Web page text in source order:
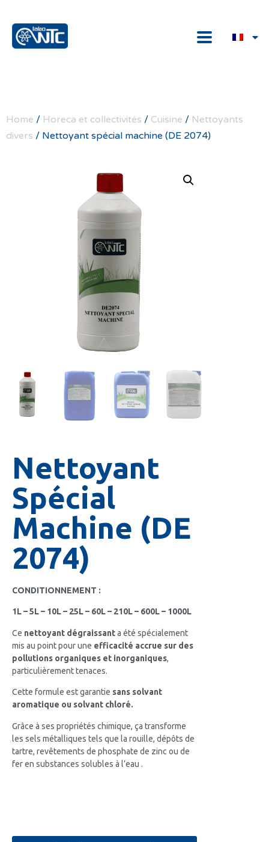
Home / Horeca et collectivités / Cuisine / Nettoyants
divers / Nettoyant spécial machine (DE 2074)
Nettoyant
Spécial
Machine (DE
2074)
CONDITIONNEMENT :
1L – 5L – 10L – 25L – 60L – 210L – 600L – 1000L
Ce nettoyant dégraissanta été spécialement
mis au point pour une efficacité accrue sur des
pollutions organiques et inorganiques,
particulièrement tenaces.
Cette formule est garantie sans solvant
aromatique ou solvant chloré.
Grâce à ses propriétés chimique, ça transforme
les sels métalliques tels que la rouille, dépôts de
tartre, revêtements de phosphate de zinc ou de
fer en substances solubles à l’eau .